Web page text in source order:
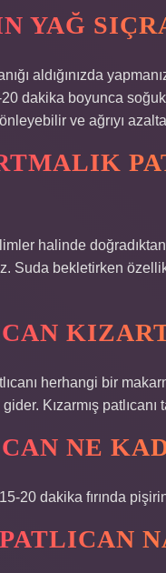
YAĞ
aldığınızda
20 dakika boyunca
önleyebilir ve ağrıyı
halinde
Suda bekletirken
herhangi bir
Kızarmış
NE
20 dakika fırında